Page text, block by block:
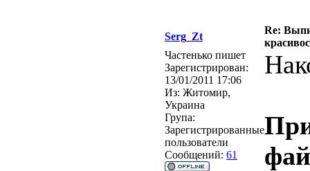
Serg_Zt
Re:
Частенько пишет
Зарегистрирован:
13/01/2011 17:06
Из: Житомир,
Украина
Група:
Зарегистрированные
пользователи
Сообщений: 61